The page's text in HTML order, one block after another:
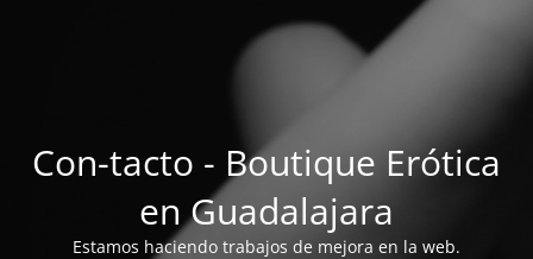
Con-tacto - Boutique Erótica
en Guadalajara
Estamos haciendo trabajos de mejora en la web.